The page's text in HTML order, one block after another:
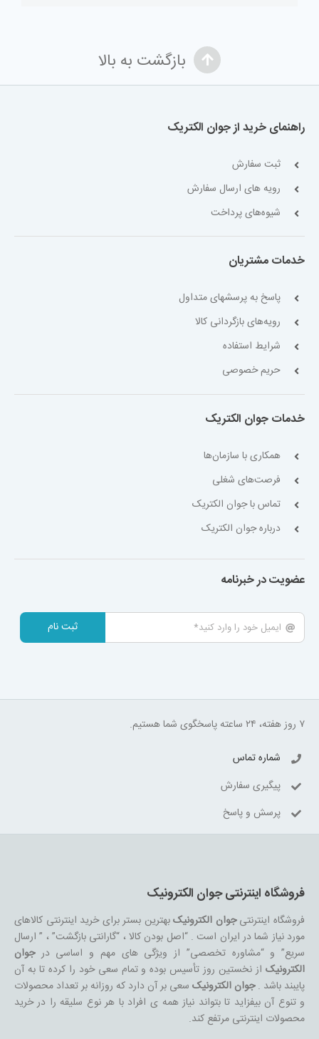
بازگشت به بالا
راهنمای خرید از جوان الکتریک
ثبت سفارش
رویه های ارسال سفارش
شیوه‌های پرداخت
خدمات مشتریان
پاسخ به پرسشهای متداول
رویه‌های بازگردانی کالا
شرایط استفاده
حریم خصوصی
خدمات جوان الکتریک
همکاری با سازمان‌ها
فرصت‌های شغلی
تماس با جوان الکتریک
درباره جوان الکتریک
عضویت در خبرنامه
ثبت نام
۷ روز هفته، ۲۴ ساعته پاسخگوی شما هستیم.
شماره تماس
پیگیری سفارش
پرسش و پاسخ
فروشگاه اینترنتی جوان الکترونیک
فروشگاه اینترنتیجوان الکترونیکبهترین بستر برای خرید اینترنتی کالاهای
مورد نیاز شما در ایران است . “اصل بودن کالا ، “گارانتی بازگشت” ، ” ارسال
سریع” و “مشاوره تخصصی” از ویژگی های مهم و اساسی درجوان
الکترونیکاز نخستین روز تأسیس بوده و تمام سعی خود را کرده تا به آن
پایبند باشد .جوان الکترونیکسعی بر آن دارد که روزانه بر تعداد محصولات
و تنوع آن بیفزاید تا بتواند نیاز همه ی افراد با هر نوع سلیقه را در خرید
محصولات اینترنتی مرتفع کند.